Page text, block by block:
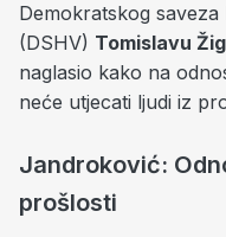
Demokratskog
(DSHV) Tomislavu
naglasio kako na
neće utjecati ljudi iz
Jandroković:
prošlosti